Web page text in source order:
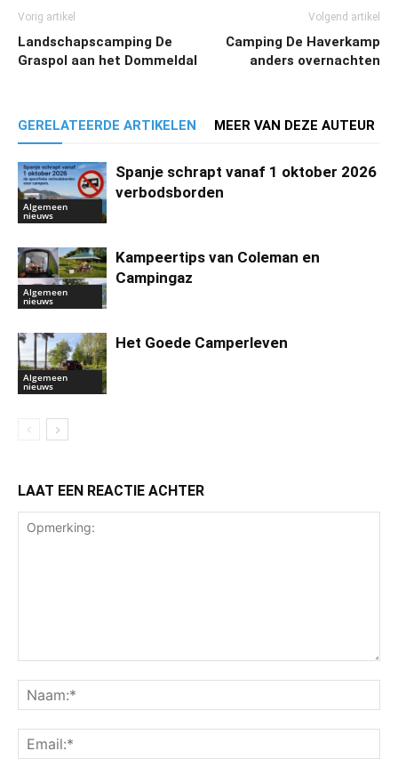
Vorig artikel
Landschapscamping De
Graspol aan het Dommeldal
Volgend artikel
Camping De Haverkamp
anders overnachten
GERELATEERDE ARTIKELEN MEER VAN DEZE AUTEUR
Algemeen
nieuws
Spanje schrapt vanaf 1 oktober 2026
verbodsborden
Algemeen
nieuws
Kampeertips van Coleman en
Campingaz
Algemeen
nieuws
Het Goede Camperleven
LAAT EEN REACTIE ACHTER